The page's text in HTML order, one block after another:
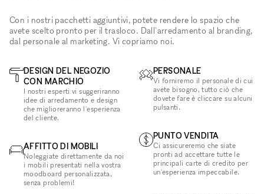
Con i nostri pacchetti aggiuntivi, potete rendere lo spazio che
avete scelto pronto per il trasloco. Dall'arredamento al branding,
dal personale al marketing. Vi copriamo noi.
DESIGN DEL NEGOZIO
CON MARCHIO
I nostri esperti vi suggeriranno
idee di arredamento e design
che miglioreranno l'esperienza
del cliente.
AFFITTO DI MOBILI
Noleggiate direttamente da noi
i mobili presentati nella vostra
moodboard personalizzata,
senza problemi!
PERSONALE
Vi forniremo il personale di cui
avete bisogno, tutto ciò che
dovete fare è cliccare su alcuni
pulsanti.
PUNTO VENDITA
Ci assicureremo che siate
pronti ad accettare tutte le
principali carte di credito per
un'esperienza impeccabile.